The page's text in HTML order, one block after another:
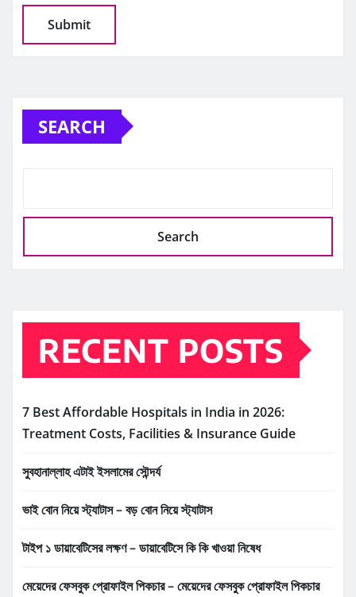
SEARCH
Search
RECENT POSTS
7 Best Affordable Hospitals in India in 2026:
Treatment Costs, Facilities & Insurance Guide
সুবহানাল্লাহ এটাই ইসলামের সৌন্দর্য
ভাই বোন নিয়ে স্ট্যাটাস – বড় বোন নিয়ে স্ট্যাটাস
টাইপ ১ ডায়াবেটিসের লক্ষণ – ডায়াবেটিসে কি কি খাওয়া নিষেধ
মেয়েদের ফেসবুক প্রোফাইল পিকচার – মেয়েদের ফেসবুক প্রোফাইল পিকচার